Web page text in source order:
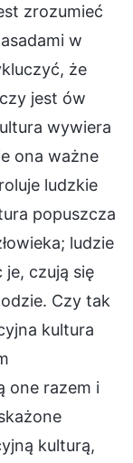
zrozumieć
w
że
jest ów
wywiera
ona ważne
ludzkie
popuszcza
ludzie
je, czują się
Czy tak
kultura
one razem i
kulturą,